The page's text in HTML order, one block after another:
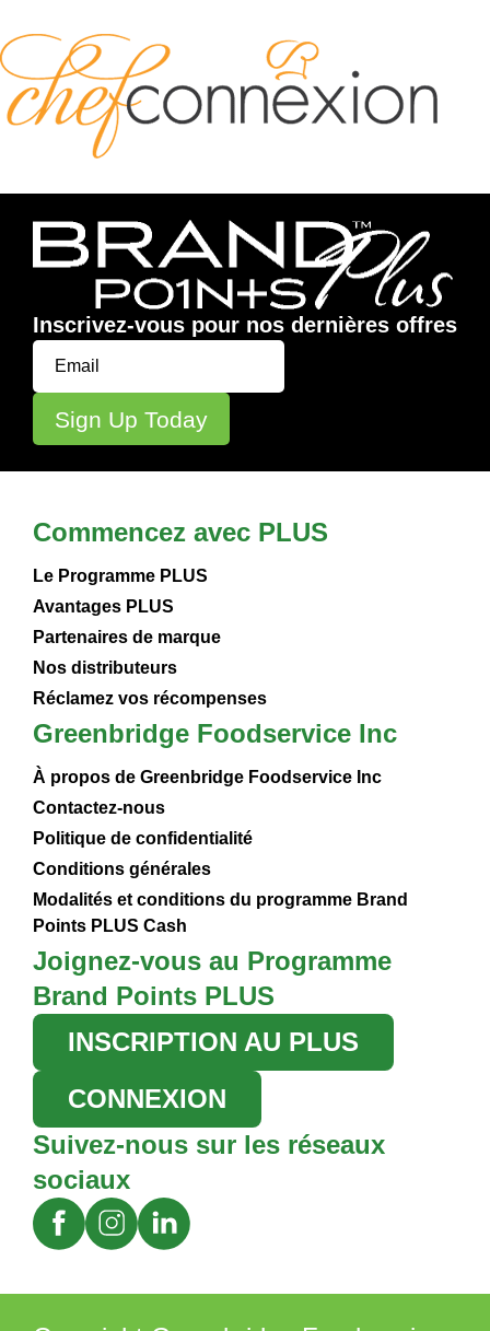
Inscrivez-vous pour nos dernières offres
Commencez avec PLUS
Le Programme PLUS
Avantages PLUS
Partenaires de marque
Nos distributeurs
Réclamez vos récompenses
Greenbridge Foodservice Inc
À propos de Greenbridge Foodservice Inc
Contactez-nous
Politique de confidentialité
Conditions générales
Modalités et conditions du programme Brand
Points PLUS Cash
Joignez-vous au Programme
Brand Points PLUS
INSCRIPTION AU PLUS
CONNEXION
Suivez-nous sur les réseaux
sociaux